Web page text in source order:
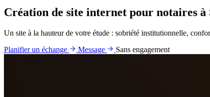
Création de site internet pour notaires à
Un site à la hauteur de votre étude : sobriété institutionnelle,
Planifier un échange
Message Sans engagement